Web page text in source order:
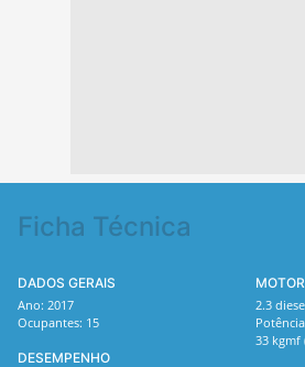
Ficha Técnica
DADOS GERAIS
Ano: 2017
Ocupantes: 15
MOTOR
2.3
33 kgmf
DESEMPENHO